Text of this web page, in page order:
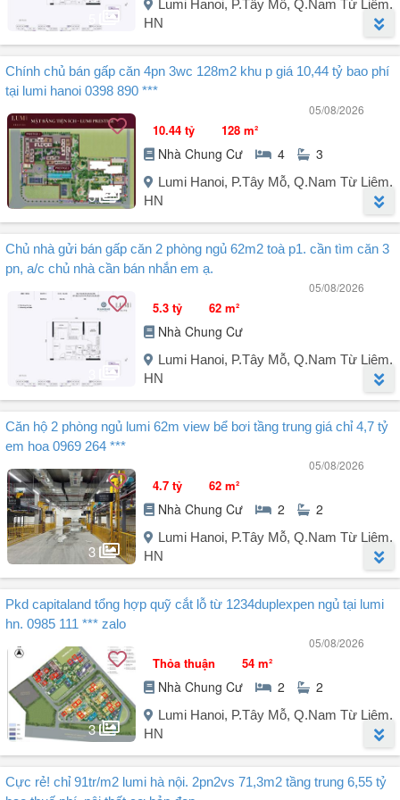
Lumi Hanoi, P.Tây Mỗ, Q.Nam Từ Liêm,
HN
Người đăng: Đoàn Ngọc Viện (4 tin đăng)
Gửi bán gấp căn 3 phòng ngủ toà P diện tích 85m², tầng thấp, phù
Anh chị chủ nhà nào có căn 2-3 PN cần bán gửi em, em có khách
quan tâm ạ
Liên hệ để biết thêm thông tin:
Chính chủ bán gấp căn 4pn 3wc 128m2 khu p giá 10,44 tỷ bao phí
tại lumi hanoi 0398 890 ***
05/08/2026
5
10.44 tỷ 128 m²
Nhà Chung Cư 4 3
Lumi Hanoi, P.Tây Mỗ, Q.Nam Từ Liêm,
HN
Người đăng: Đỗ Thị Thảo
(2 tin đăng)
Chính chủ cần bán gấp căn 4 phòng ngủ, 3 vệ sinh, diện tích 128m²
Liên hệ ngay để được xem nhà trực tiếp và nhận ưu đãi nổi bật.
Thông tin chi tiết căn:
- Loại hình: 4PN 3WC.
- Diện tích: 128m² thông thủy.
- Khu P Lumi Hà Nội.
- Giá bán: 10,44 tỷ bao phí (có thương lượng).
Liên hệ em Thảo để được tư vấn về căn hộ và ...
Chủ nhà gửi bán gấp căn 2 phòng ngủ 62m2 toà p1. cần tìm căn 3
pn, a/c chủ nhà cần bán nhắn em ạ.
05/08/2026
5.3 tỷ 62 m²
Nhà Chung Cư
Lumi Hanoi, P.Tây Mỗ, Q.Nam Từ Liêm,
HN
Người đăng: Đoàn Ngọc Viện
(4 tin đăng)
Chủ nhà gửi bán gấp căn hộ 2 phòng ngủ diện tích 62m², tầng đẹp,
Giá bán 5.3 tỷ có thương lượng.
Cần tìm căn 3 PN cho khách hàng ở thật. Anh chị chủ nhà cần bán
nhắn em ạ!
Liên hệ: Mr Tuấn
Căn hộ 2 phòng ngủ lumi 62m view bể bơi tầng trung giá chỉ 4,7 tỷ
em hoa 0969 264 ***
05/08/2026
3
4.7 tỷ 62 m²
Nhà Chung Cư 2 2
Lumi Hanoi, P.Tây Mỗ, Q.Nam Từ Liêm,
HN
Người đăng: Nguyễn Thị Hoa (4 tin đăng)
Chính chủ bán Lumi 2 phòng ngủ 62m
Giá: 4,7 tỷ bao phí.
Liên hệ em Hoa:
Pkd capitaland tổng hợp quỹ cắt lỗ từ 1234duplexpen ngủ tại lumi
hn. 0985 111 *** zalo
05/08/2026
3
Thỏa thuận 54 m²
Nhà Chung Cư 2 2
Lumi Hanoi, P.Tây Mỗ, Q.Nam Từ Liêm,
HN
Người đăng: Đỗ Cường
(3 tin đăng)
Cực rẻ! chỉ 91tr/m2 lumi hà nội. 2pn2vs 71,3m2 tầng trung 6,55 tỷ